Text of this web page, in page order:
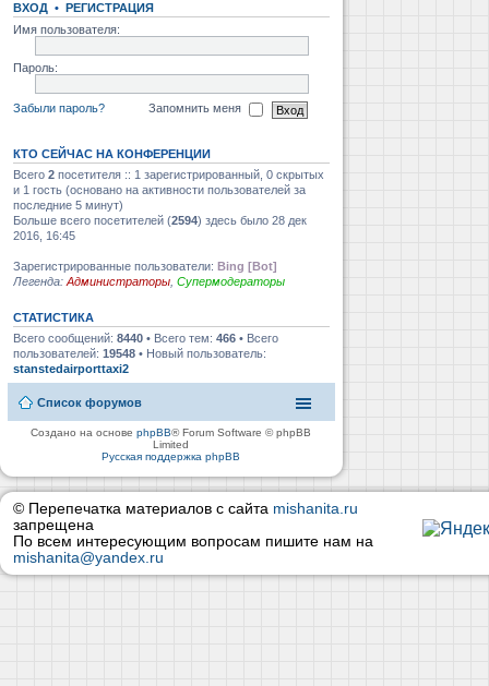
ВХОД • РЕГИСТРАЦИЯ
Имя пользователя:
Пароль:
Забыли пароль? Запомнить меня
КТО СЕЙЧАС НА КОНФЕРЕНЦИИ
Всего 2 посетителя :: 1 зарегистрированный, 0 скрытых
и 1 гость (основано на активности пользователей за
последние 5 минут)
Больше всего посетителей (2594) здесь было 28 дек
2016, 16:45
Зарегистрированные пользователи: Bing [Bot]
Легенда: Администраторы Супермодераторы
СТАТИСТИКА
Всего сообщений: 8440 • Всего тем: 466 • Всего
пользователей: 19548 • Новый пользователь:
stanstedairporttaxi2
Список форумов
Создано на основеphpBB® Forum Software © phpBB
Limited
Русская поддержка phpBB
© Перепечатка материалов с сайта mishanita.ru
запрещена
По всем интересующим вопросам пишите нам на
mishanita@yandex.ru